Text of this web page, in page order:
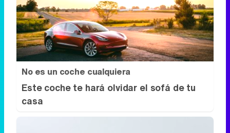
No es un coche cualquiera
Este coche te hará olvidar el sofá de tu
casa